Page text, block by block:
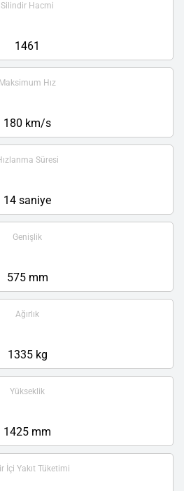
Silindir Hacmi
1461
Maksimum Hız
180 km/s
Süresi
14 saniye
Genişlik
575 mm
Ağırlık
1335 kg
Yükseklik
1425 mm
İçi Yakıt Tüketimi